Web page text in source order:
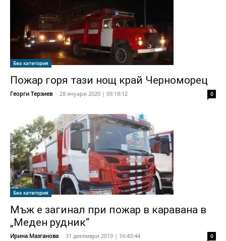
Без категория
Пожар горя тази нощ край Черноморец
Георги Терзиев - 28 януари 2020 | 09:18:12 0
Без категория
Мъж е загинал при пожар в каравана в
„Меден рудник“
Ирина Мазганова - 31 декември 2019 | 16:43:44 0